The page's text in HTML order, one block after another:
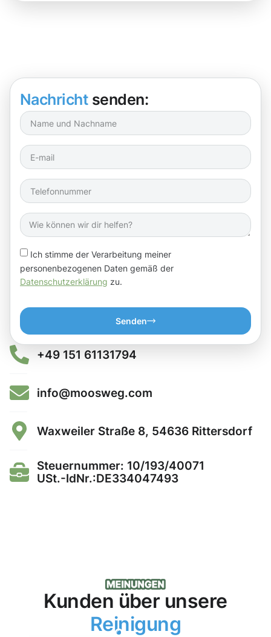
Nachricht senden:
Ich stimme der Verarbeitung meiner
personenbezogenen Daten gemäß der
Datenschutzerklärung zu.
Senden
+49 151 61131794
info@moosweg.com
Waxweiler Straße 8, 54636 Rittersdorf
Steuernummer: 10/193/40071
USt.-IdNr.:DE334047493
Kunden über unsere
Reinigung